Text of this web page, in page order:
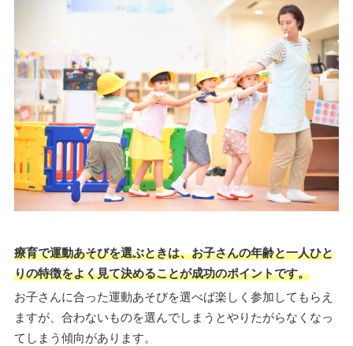
療育で運動あそびを選ぶときは、お子さんの年齢と一人ひと
りの特徴をよく見て決めることが成功のポイントです。
お子さんに合った運動あそびを選べば楽しく参加してもらえ
ますが、合わないものを選んでしまうとやりたがらなくなっ
てしまう傾向があります。